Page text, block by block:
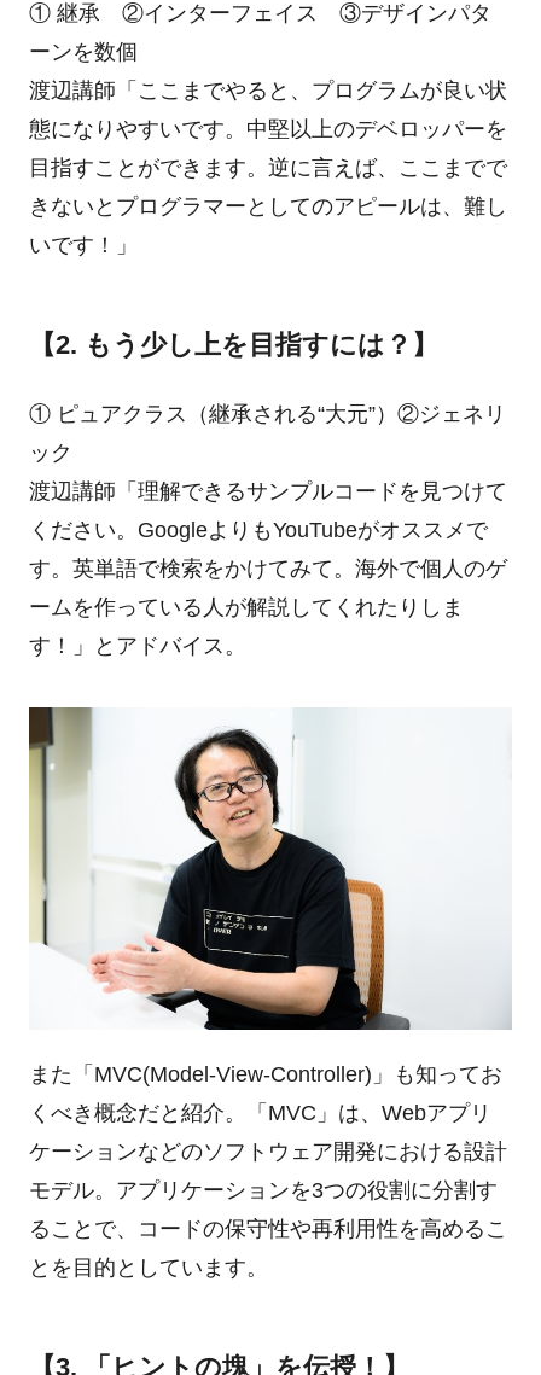
① 継承 ②インターフェイス ③デザインパタ
ーンを数個
渡辺講師「ここまでやると、プログラムが良い状
態になりやすいです。中堅以上のデベロッパーを
目指すことができます。逆に言えば、ここまでで
きないとプログラマーとしてのアピールは、難し
いです！」
【2. もう少し上を目指すには？】
① ピュアクラス（継承される“大元”）②ジェネリ
ック
渡辺講師「理解できるサンプルコードを見つけて
ください。GoogleよりもYouTubeがオススメで
す。英単語で検索をかけてみて。海外で個人のゲ
ームを作っている人が解説してくれたりしま
す！」とアドバイス。
また「MVC(Model-View-Controller)」も知ってお
くべき概念だと紹介。「MVC」は、Webアプリ
ケーションなどのソフトウェア開発における設計
モデル。アプリケーションを3つの役割に分割す
ることで、コードの保守性や再利用性を高めるこ
とを目的としています。
【3. 「ヒントの塊」を伝授！】